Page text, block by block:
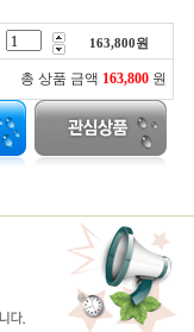
163,800원
총 상품 금액 163,800 원